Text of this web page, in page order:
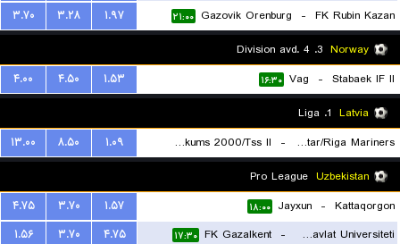
FK Rubin Kazan
-
Gazovik Orenburg ۲۱:۰۰ ۱.۹۷ ۳.۲۸
۳.۷۰
Norway
Stabaek IF II
-
Vag ۱۶:۳۰ ۱.۵۳ ۴.۵۰
۴.۰۰
Latvia
Beitar/Riga Mariners
-
FK Tukums 2000/Tss II
۱۷:۳۰
۱.۰۹ ۸.۵۰
۱۳.۰۰
Uzbekistan
Kattaqorgon
-
Jayxun ۱۸:۰۰ ۱.۵۷ ۳.۷۰
۴.۷۵
Bukhoro Davlat Universiteti
-
FK Gazalkent ۱۷:۳۰ ۴.۷۵ ۳.۷۰
۱.۵۶